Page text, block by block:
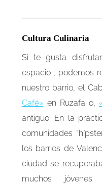
Cultura Culinaria
Si te gusta
espacio , podemos
nuestro barrio, el
Café» en Ruzafa o,
antiguo. En la
comunidades
los barrios de
ciudad se
muchos